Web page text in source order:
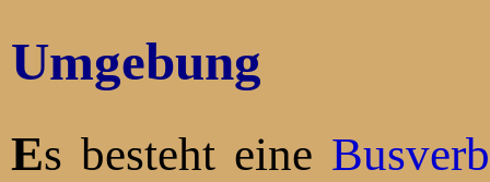
Umgebung
Es besteht eine